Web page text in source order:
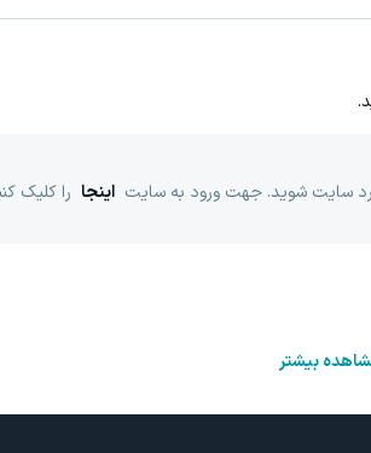
سایت شوید. جهت ورود به سایت اینجا را کلیک
بیشتر